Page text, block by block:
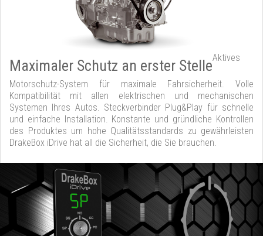
Maximaler Schutz an erster StelleAktives
Motorschutz-System für maximale Fahrsicherheit. Volle
Kompatibilität mit allen elektrischen und mechanischen
Systemen Ihres Autos. Steckverbinder Plug&Play für schnelle
und einfache Installation. Konstante und gründliche Kontrollen
des Produktes um hohe Qualitätsstandards zu gewährleisten
DrakeBox iDrive hat all die Sicherheit, die Sie brauchen.